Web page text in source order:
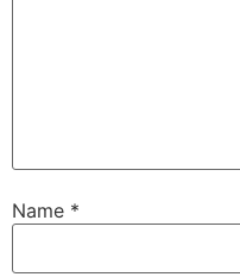
Name *